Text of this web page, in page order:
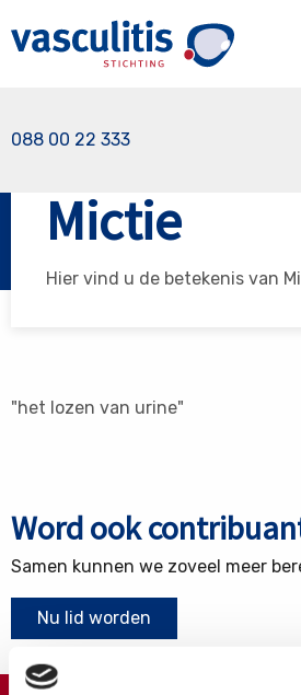
088 00 22 333
Zoek
Zoek
Mictie
Hier vind u de betekenis van
"het lozen van urine"
Word ook
Samen kunnen we zoveel meer
Nu lid worden